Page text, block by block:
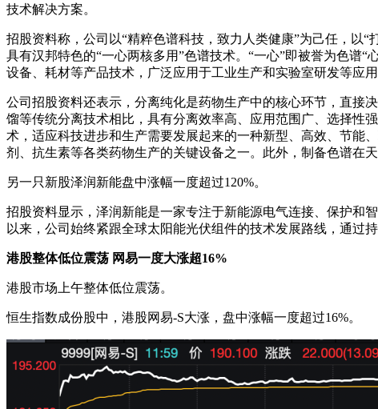
技术解决方案。
招股资料称，公司以“精粹色谱科技，致力人类健康”为己任，以
具有汉邦特色的“一心两核多用”色谱技术。“一心”即被誉为色谱
设备、耗材等产品技术，广泛应用于工业生产和实验室研发等应用
公司招股资料还表示，分离纯化是药物生产中的核心环节，直接
馏等传统分离技术相比，具有分离效率高、应用范围广、选择性
术，适应科技进步和生产需要发展起来的一种新型、高效、节能
剂、抗生素等各类药物生产的关键设备之一。此外，制备色谱在
另一只新股泽润新能盘中涨幅一度超过120%。
招股资料显示，泽润新能是一家专注于新能源电气连接、保护和
以来，公司始终紧跟全球太阳能光伏组件的技术发展路线，通过
港股整体低位震荡 网易一度大涨超16%
港股市场上午整体低位震荡。
恒生指数成份股中，港股网易-S大涨，盘中涨幅一度超过16%。